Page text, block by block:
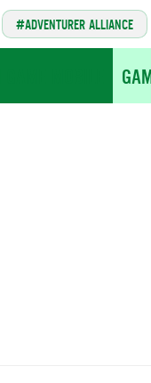
ADVENTURER ALLIANCE